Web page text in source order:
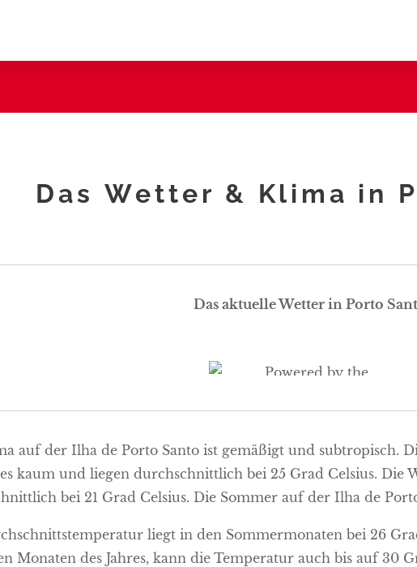
Das Wetter & Klima in
Das aktuelle Wetter in Porto
auf der Ilha de Porto Santo ist gemäßigt und subtropisch.
kaum und liegen durchschnittlich bei 25 Grad Celsius. Die
bei 21 Grad Celsius. Die Sommer auf der Ilha de
liegt in den Sommermonaten bei 26
Monaten des Jahres, kann die Temperatur auch bis auf 30